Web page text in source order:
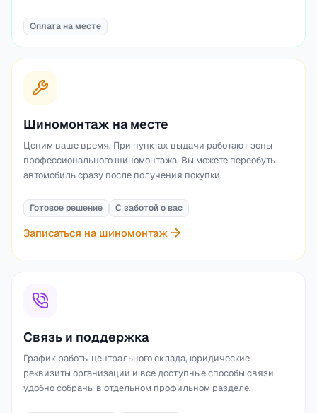
Оплата на месте
Шиномонтаж на месте
Ценим ваше время. При пунктах выдачи работают зоны
профессионального шиномонтажа. Вы можете переобуть
автомобиль сразу после получения покупки.
Готовое решение С заботой о вас
Записаться на шиномонтаж
Связь и поддержка
График работы центрального склада, юридические
реквизиты организации и все доступные способы связи
удобно собраны в отдельном профильном разделе.